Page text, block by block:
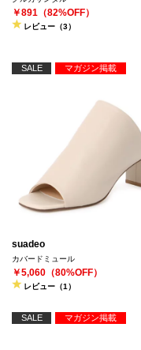
￥891（82%OFF）
レビュー（3）
SALE マガジン掲載
suadeo
カバードミュール
￥5,060（80%OFF）
レビュー（1）
SALE マガジン掲載